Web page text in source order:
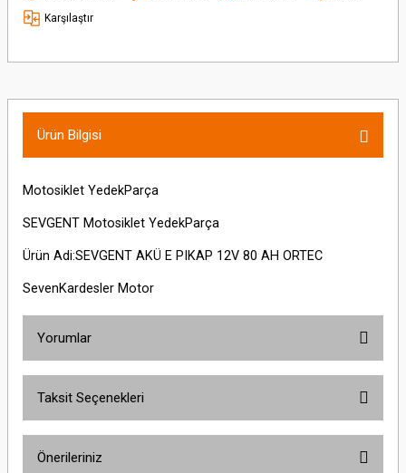
Karşılaştır
Ürün Bilgisi
Motosiklet YedekParça
SEVGENT Motosiklet YedekParça
Ürün Adi:SEVGENT AKÜ E PIKAP 12V 80 AH ORTEC
SevenKardesler Motor
Yorumlar
Taksit Seçenekleri
Önerileriniz